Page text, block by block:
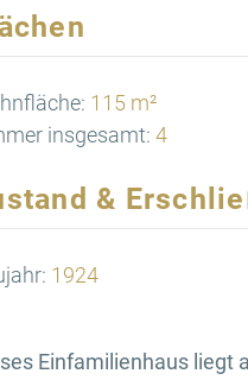
115 m²
insgesamt: 4
&
1924
Einfamilienhaus liegt